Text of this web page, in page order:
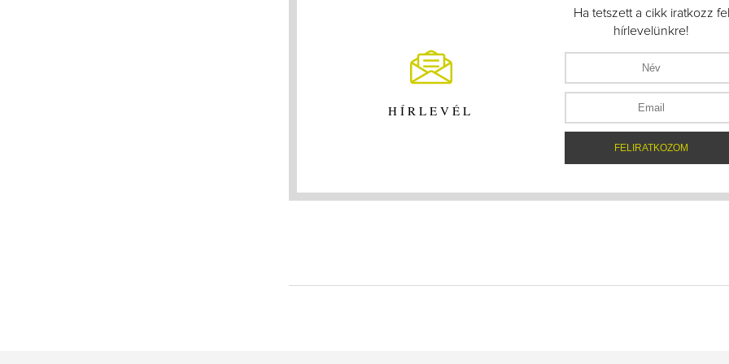
HÍRLEVÉL
Ha tetszett a cikk iratkozz fel
hírlevelünkre!